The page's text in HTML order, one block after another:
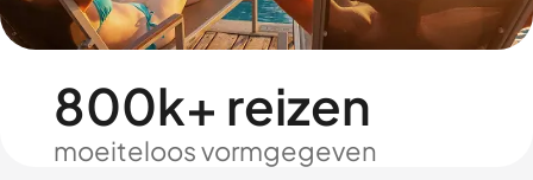
800k+ reizen
moeiteloos vormgegeven